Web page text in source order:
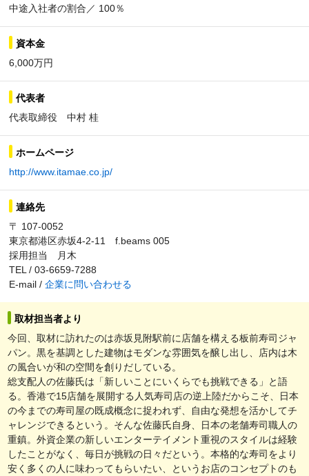
中途入社者の割合／ 100％
資本金
6,000万円
代表者
代表取締役 中村 桂
ホームページ
http://www.itamae.co.jp/
連絡先
〒 107-0052
東京都港区赤坂4-2-11 f.beams 005
採用担当 月木
TEL / 03-6659-7288
E-mail / 企業に問い合わせる
取材担当者より
今回、取材に訪れたのは赤坂見附駅前に店舗を構える板前寿司ジャ
パン。黒を基調とした建物はモダンな雰囲気を醸し出し、店内は木
の風合いが和の空間を創りだしている。
総支配人の佐藤氏は「新しいことにいくらでも挑戦できる」と語
る。香港で15店舗を展開する人気寿司店の逆上陸だからこそ、日本
の今までの寿司屋の既成概念に捉われず、自由な発想を活かしてチ
ャレンジできるという。そんな佐藤氏自身、日本の老舗寿司職人の
重鎮。外資企業の新しいエンターテイメント重視のスタイルは経験
したことがなく、毎日が挑戦の日々だという。本格的な寿司をより
安く多くの人に味わってもらいたい、というお店のコンセプトのも